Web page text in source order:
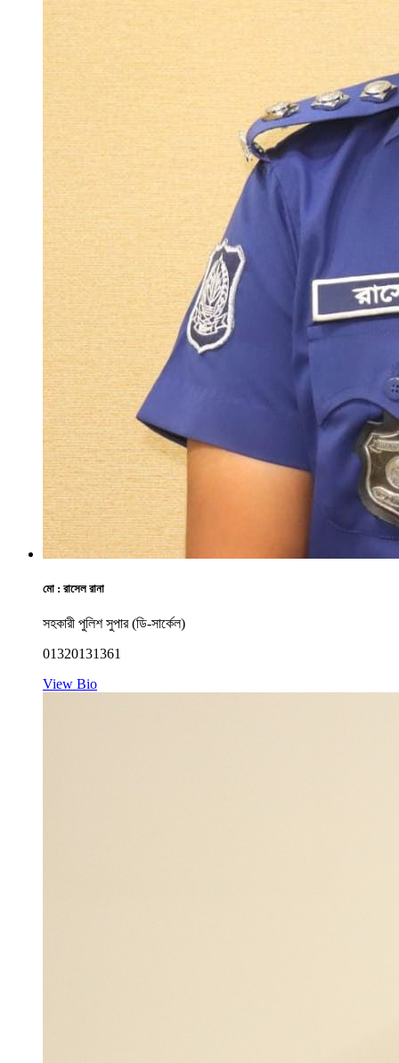
মো : রাসেল রানা
সহকারী পুলিশ সুপার (ডি-সার্কেল)
01320131361
View Bio